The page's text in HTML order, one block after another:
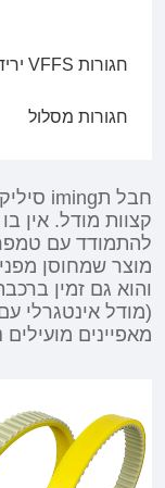
חגורות VFFS ירידה
חגורות מסלול
מוצר שמחוסן
(מודל אינטגרלי
מאפיינים